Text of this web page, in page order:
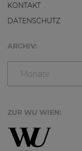
KONTAKT
DATENSCHUTZ
ARCHIV:
Monate
ZUR WU WIEN: